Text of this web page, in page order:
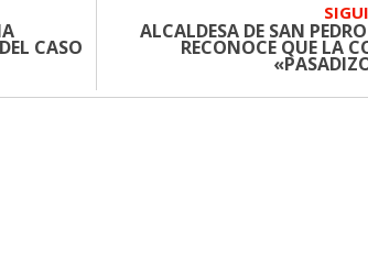
CASO
ALCALDESA DE SAN
RECONOCE QUE LA